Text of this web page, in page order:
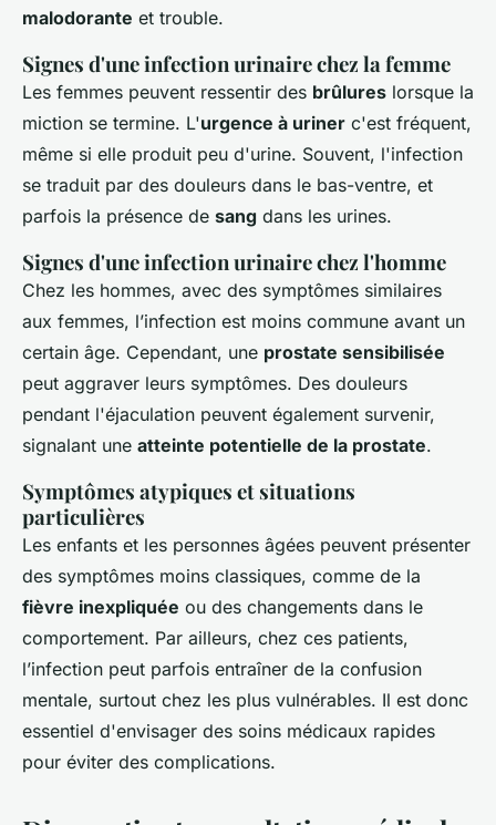
malodorante et trouble.
Signes d'une infection urinaire chez la femme
Les femmes peuvent ressentir des brûlures lorsque la
miction se termine. L'urgence à uriner c'est fréquent,
même si elle produit peu d'urine. Souvent, l'infection
se traduit par des douleurs dans le bas-ventre, et
parfois la présence de sang dans les urines.
Signes d'une infection urinaire chez l'homme
Chez les hommes, avec des symptômes similaires
aux femmes, l’infection est moins commune avant un
certain âge. Cependant, une prostate sensibilisée
peut aggraver leurs symptômes. Des douleurs
pendant l'éjaculation peuvent également survenir,
signalant une atteinte potentielle de la prostate.
Symptômes atypiques et situations
particulières
Les enfants et les personnes âgées peuvent présenter
des symptômes moins classiques, comme de la
fièvre inexpliquée ou des changements dans le
comportement. Par ailleurs, chez ces patients,
l’infection peut parfois entraîner de la confusion
mentale, surtout chez les plus vulnérables. Il est donc
essentiel d'envisager des soins médicaux rapides
pour éviter des complications.